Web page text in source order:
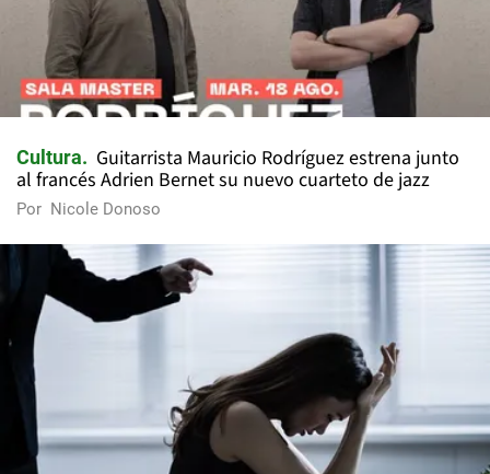
Cultura
Guitarrista Mauricio Rodríguez estrena junto
al francés Adrien Bernet su nuevo cuarteto de jazz
Por Nicole Donoso